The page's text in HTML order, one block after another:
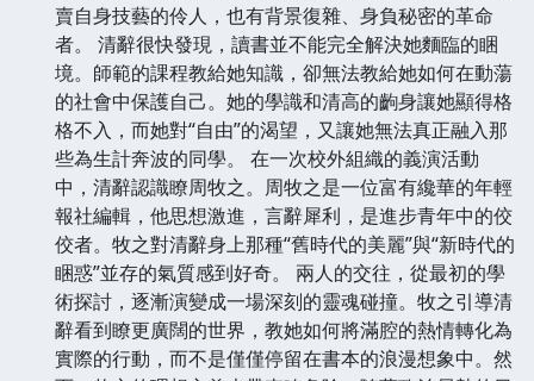
賣自身技藝的伶人，也有背景復雜、身負秘密的革命
者。 清辭很快發現，讀書並不能完全解決她麵臨的睏
境。師範的課程教給她知識，卻無法教給她如何在動蕩
的社會中保護自己。她的學識和清高的齣身讓她顯得格
格不入，而她對“自由”的渴望，又讓她無法真正融入那
些為生計奔波的同學。 在一次校外組織的義演活動
中，清辭認識瞭周牧之。周牧之是一位富有纔華的年輕
報社編輯，他思想激進，言辭犀利，是進步青年中的佼
佼者。牧之對清辭身上那種“舊時代的美麗”與“新時代的
睏惑”並存的氣質感到好奇。 兩人的交往，從最初的學
術探討，逐漸演變成一場深刻的靈魂碰撞。牧之引導清
辭看到瞭更廣闊的世界，教她如何將滿腔的熱情轉化為
實際的行動，而不是僅僅停留在書本的浪漫想象中。然